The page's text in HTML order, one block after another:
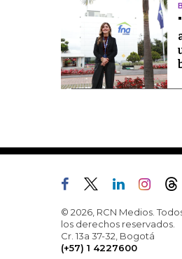
© 2026, RCN Medios.
los derechos reservados.
Cr. 13a 37-32, Bogotá
(+57) 1 4227600